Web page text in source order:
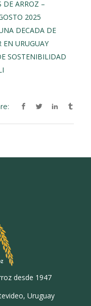
DE ARROZ –
2025
DECADA DE
EN URUGUAY
SOSTENIBILIDAD
desde 1947
Uruguay